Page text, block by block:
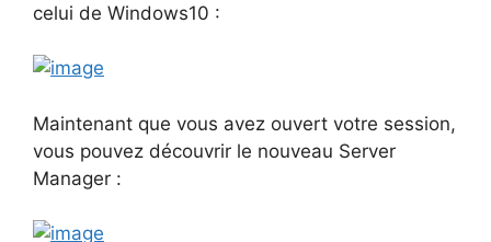
celui de Windows10 :
Maintenant que vous avez ouvert votre session,
vous pouvez découvrir le nouveau Server
Manager :